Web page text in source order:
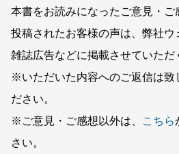
本書をお読みになったご意見・ご
投稿されたお客様の声は、弊社ウ
雑誌広告などに掲載させていただ
※いただいた内容へのご返信は致
ださい。
※ご意見・ご感想以外は、
こちら
さい。